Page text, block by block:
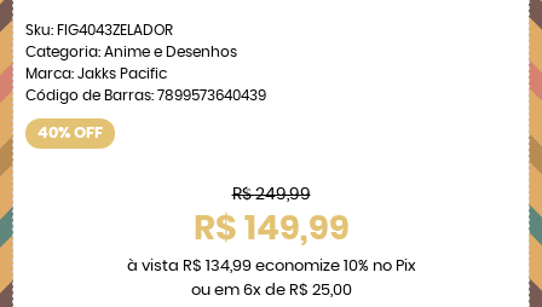
Sku: FIG4043ZELADOR
Categoria: Anime e Desenhos
Marca: Jakks Pacific
Código de Barras: 7899573640439
40% OFF
R$ 249,99
R$ 149,99
à vista R$ 134,99economize 10% no Pix
ou em 6xde R$ 25,00